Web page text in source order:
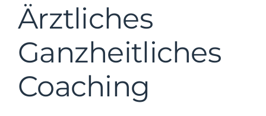
Ärztliches
Ganzheitliches
Coaching